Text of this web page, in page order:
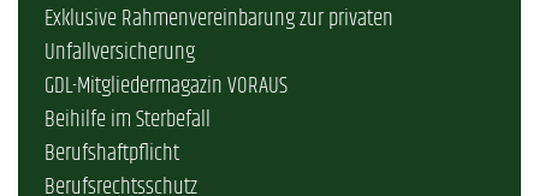
Exklusive Rahmenvereinbarung zur privaten
Unfallversicherung
GDL-Mitgliedermagazin VORAUS
Beihilfe im Sterbefall
Berufshaftpflicht
Berufsrechtsschutz